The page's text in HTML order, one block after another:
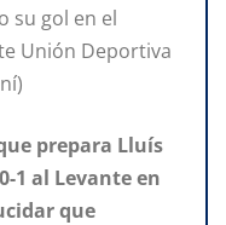
su gol en el
Unión Deportiva
prepara Lluís
1 al Levante en
que